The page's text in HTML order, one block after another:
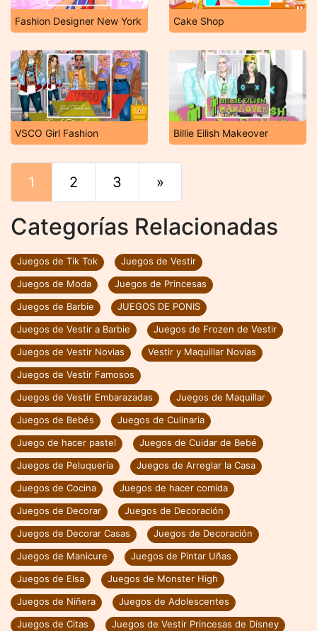
Fashion Designer New York Cake Shop
VSCO Girl Fashion Billie Eilish Makeover
1 2 3 »
Categorías Relacionadas
Juegos de Tik Tok
Juegos de Vestir
Juegos de Moda
Juegos de Princesas
Juegos de Barbie
JUEGOS DE PONIS
Juegos de Vestir a Barbie
Juegos de Frozen de Vestir
Juegos de Vestir Novias
Vestir y Maquillar Novias
Juegos de Vestir Famosos
Juegos de Vestir Embarazadas
Juegos de Maquillar
Juegos de Bebés
Juegos de Culinaria
Juego de hacer pastel
Juegos de Cuidar de Bebé
Juegos de Peluquería
Juegos de Arreglar la Casa
Juegos de Cocina
Juegos de hacer comida
Juegos de Decorar
Juegos de Decoración
Juegos de Decorar Casas
Juegos de Decoración
Juegos de Manicure
Juegos de Pintar Uñas
Juegos de Elsa
Juegos de Monster High
Juegos de Niñera
Juegos de Adolescentes
Juegos de Citas
Juegos de Vestir Princesas de Disney